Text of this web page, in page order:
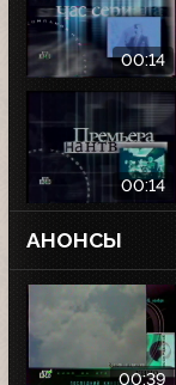
00:14
00:14
АНОНСЫ
00:39